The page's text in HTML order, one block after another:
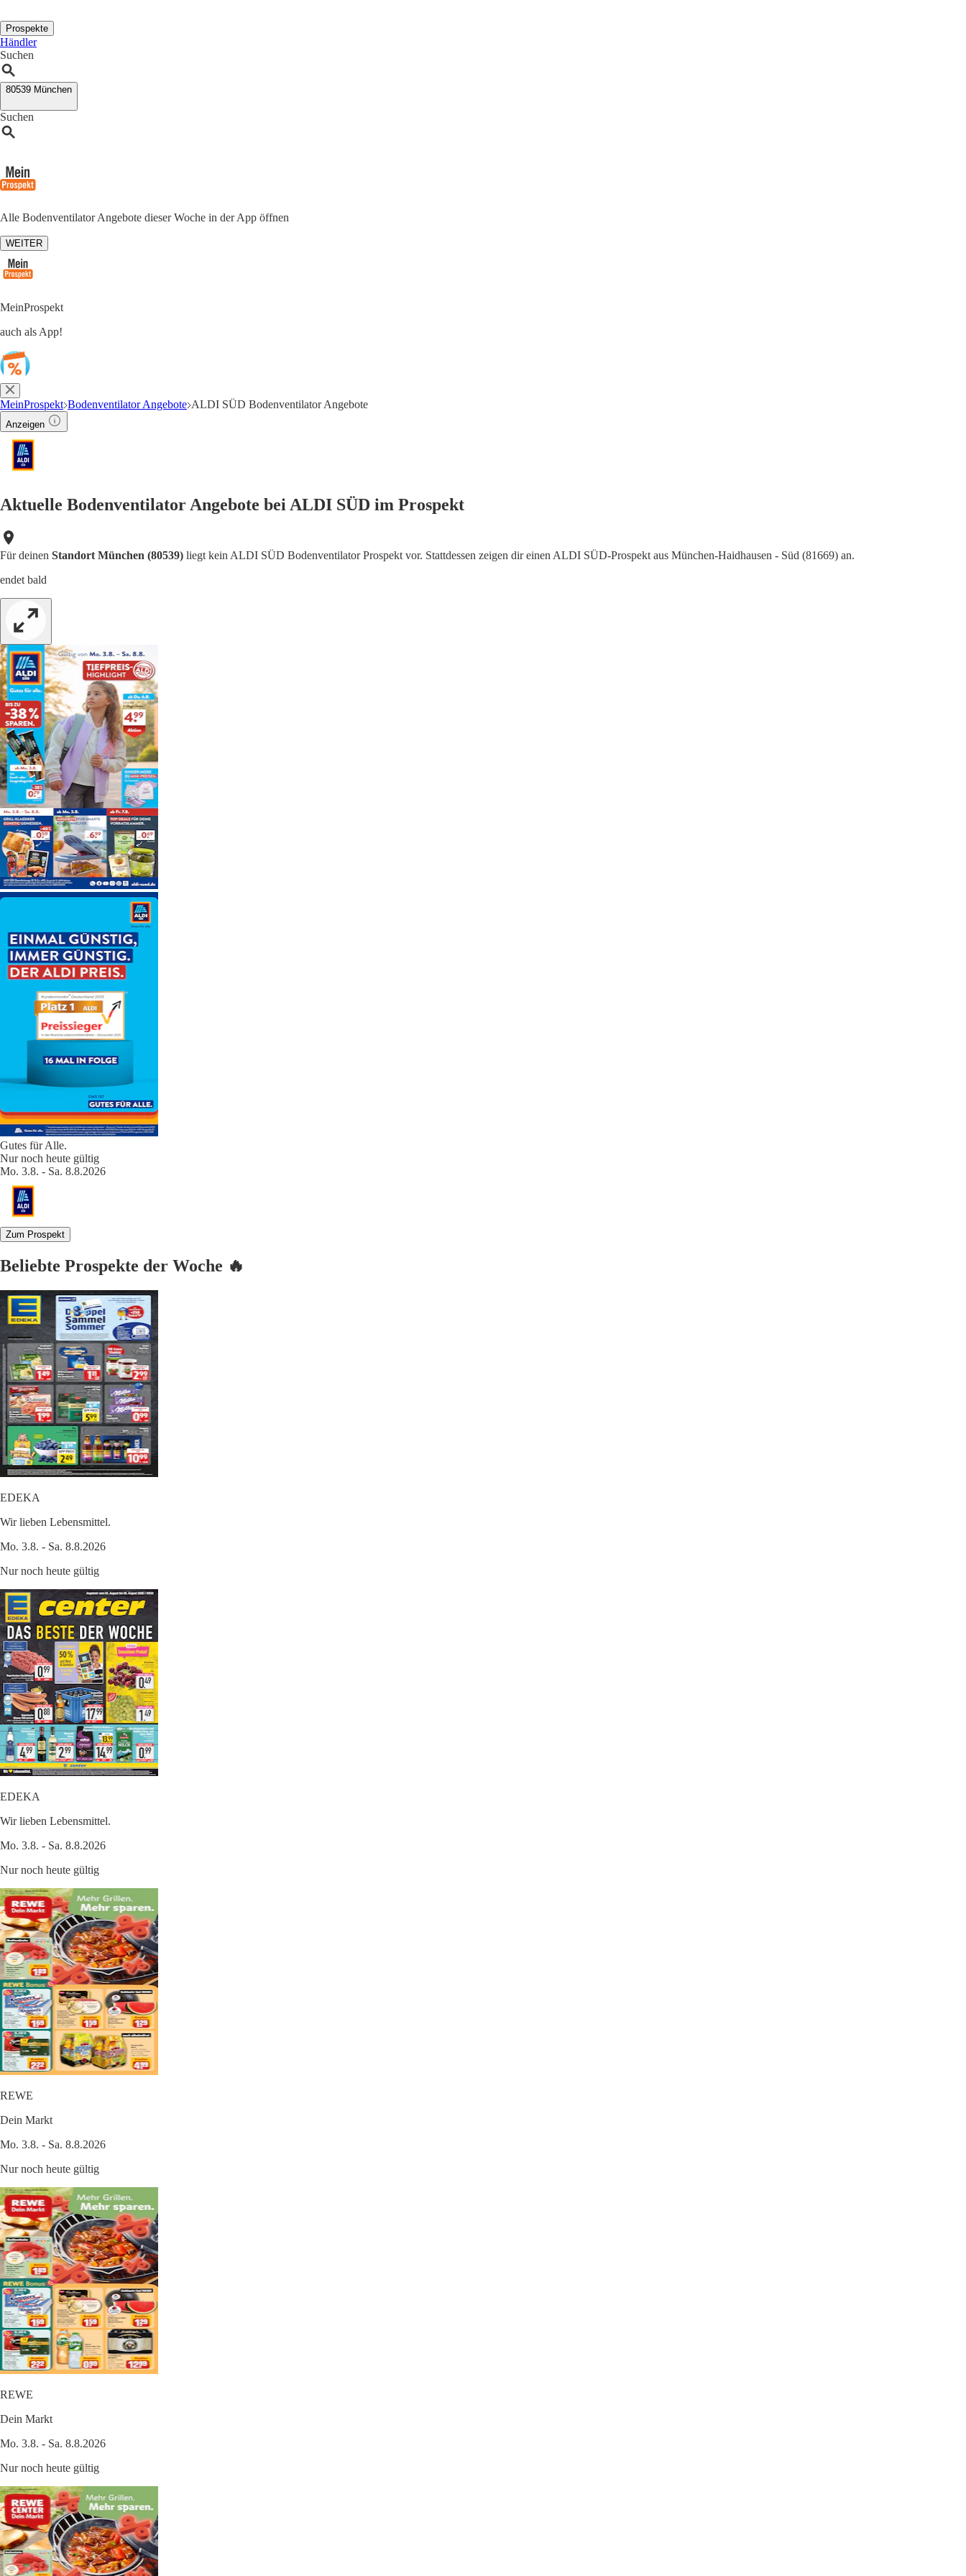
Prospekte
Händler
Suchen
80539 München
Suchen
Alle Bodenventilator Angebote dieser Woche in der App öffnen
WEITER
MeinProspekt
auch als App!
MeinProspekt Bodenventilator Angebote ALDI SÜD Bodenventilator Angebote
Anzeigen
Aktuelle Bodenventilator Angebote bei ALDI SÜD im Prospekt
Für deinen Standort München (80539) liegt kein ALDI SÜD Bodenventilator Prospekt vor. Stattdessen zeigen dir einen ALDI SÜD-Prospekt aus München-Haidhausen - Süd (81669) an.
endet bald
Gutes für Alle.
Nur noch heute gültig
Mo. 3.8. - Sa. 8.8.2026
Zum Prospekt
Beliebte Prospekte der Woche 🔥
EDEKA
Wir lieben Lebensmittel.
Mo. 3.8. - Sa. 8.8.2026
Nur noch heute gültig
EDEKA
Wir lieben Lebensmittel.
Mo. 3.8. - Sa. 8.8.2026
Nur noch heute gültig
REWE
Dein Markt
Mo. 3.8. - Sa. 8.8.2026
Nur noch heute gültig
REWE
Dein Markt
Mo. 3.8. - Sa. 8.8.2026
Nur noch heute gültig